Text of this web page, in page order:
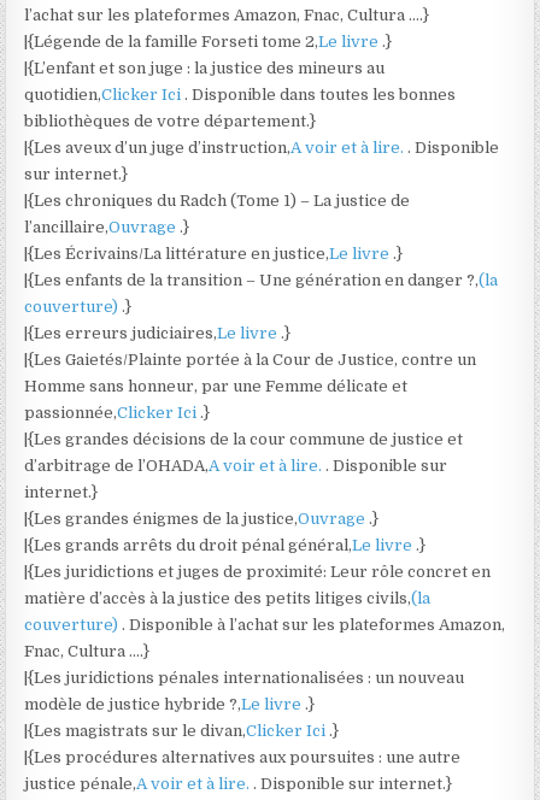
l’achat sur les plateformes Amazon, Fnac, Cultura ….}
|{Légende de la famille Forseti tome 2,Le livre.}
|{L’enfant et son juge : la justice des mineurs au
quotidien,Clicker Ici. Disponible dans toutes les bonnes
bibliothèques de votre département.}
|{Les aveux d’un juge d’instruction,A voir et à lire.. Disponible
sur internet.}
|{Les chroniques du Radch (Tome 1) – La justice de
l’ancillaire,Ouvrage.}
|{Les Écrivains/La littérature en justice,Le livre.}
|{Les enfants de la transition – Une génération en danger ?,(la
couverture).}
|{Les erreurs judiciaires,Le livre.}
|{Les Gaietés/Plainte portée à la Cour de Justice, contre un
Homme sans honneur, par une Femme délicate et
passionnée,Clicker Ici.}
|{Les grandes décisions de la cour commune de justice et
d’arbitrage de l’OHADA,A voir et à lire.. Disponible sur
internet.}
|{Les grandes énigmes de la justice,Ouvrage.}
|{Les grands arrêts du droit pénal général,Le livre.}
|{Les juridictions et juges de proximité: Leur rôle concret en
matière d’accès à la justice des petits litiges civils,(la
couverture). Disponible à l’achat sur les plateformes Amazon,
Fnac, Cultura ….}
|{Les juridictions pénales internationalisées : un nouveau
modèle de justice hybride ?,Le livre.}
|{Les magistrats sur le divan,Clicker Ici.}
|{Les procédures alternatives aux poursuites : une autre
justice pénale,A voir et à lire.. Disponible sur internet.}